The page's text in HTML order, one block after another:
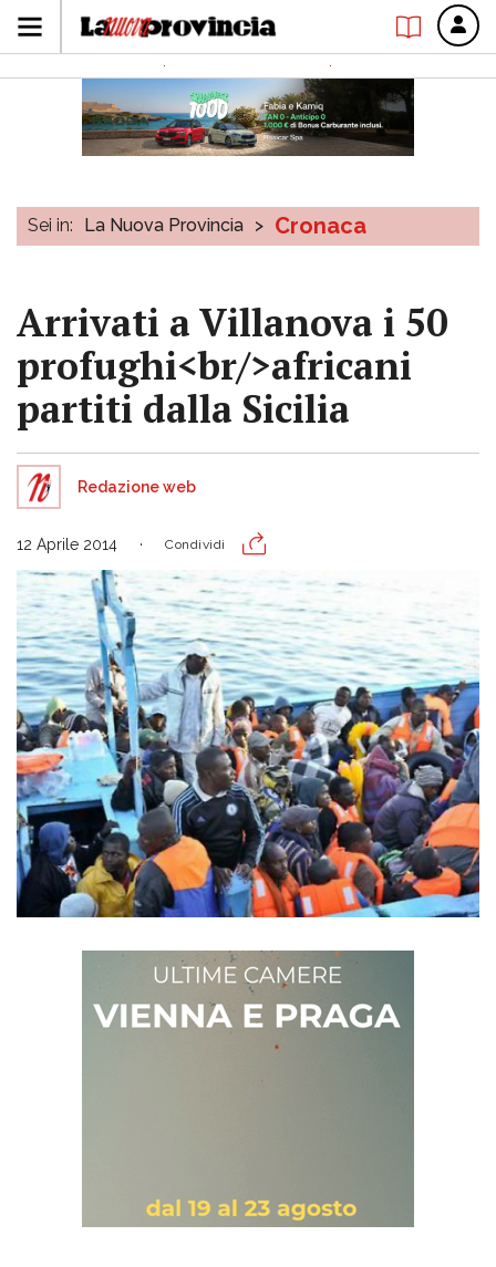
Sei in: La Nuova Provincia > Cronaca
Arrivati a Villanova i 50
profughi<br/>africani
partiti dalla Sicilia
Redazione web
12 Aprile 2014 Condividi